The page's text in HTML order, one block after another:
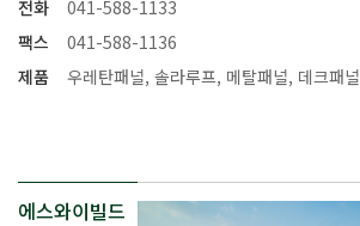
전화
041-588-1133
팩스
041-588-1136
제품
우레탄패널, 솔라루프, 메탈패널, 데크패널
에스와이빌드